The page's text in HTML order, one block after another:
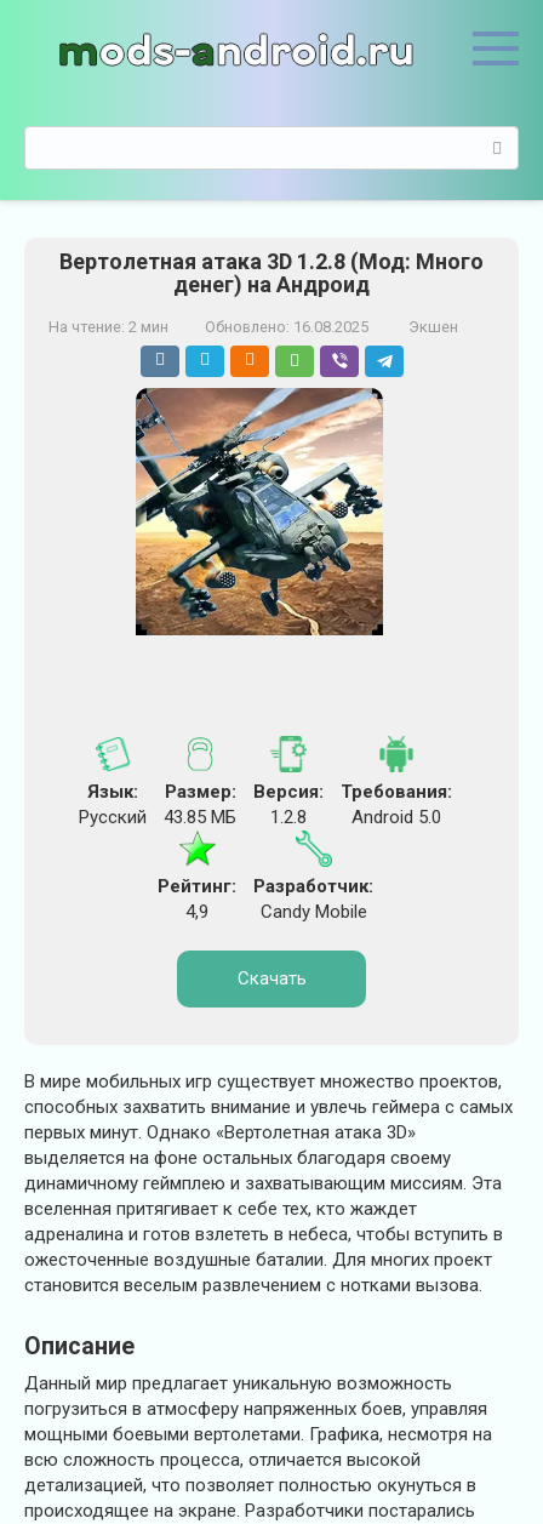
о
Вертолетная атака 3D 1.2.8 (Мод: Много
денег) на Андроид
На чтение: 2 мин Обновлено: 16.08.2025 Экшен
Язык:
Русский
Размер:
43.85 МБ
Версия:
1.2.8
Требования:
Android 5.0
Рейтинг:
4,9
Разработчик:
Candy Mobile
Скачать
В мире мобильных игр существует множество проектов,
способных захватить внимание и увлечь геймера с самых
первых минут. Однако «Вертолетная атака 3D»
выделяется на фоне остальных благодаря своему
динамичному геймплею и захватывающим миссиям. Эта
вселенная притягивает к себе тех, кто жаждет
адреналина и готов взлететь в небеса, чтобы вступить в
ожесточенные воздушные баталии. Для многих проект
становится веселым развлечением с нотками вызова.
Описание
Данный мир предлагает уникальную возможность
погрузиться в атмосферу напряженных боев, управляя
мощными боевыми вертолетами. Графика, несмотря на
всю сложность процесса, отличается высокой
детализацией, что позволяет полностью окунуться в
происходящее на экране. Разработчики постарались